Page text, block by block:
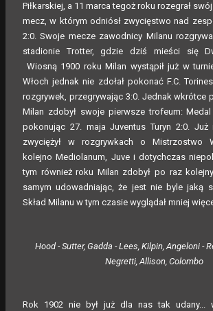
Piłkarskiej, a 11 marca tegoż roku rozegrał
mecz, w którym odniósł zwycięstwo nad
2:0. Swoje mecze zawodnicy Milanu
stadionie Trotter, gdzie dziś mieści się
Wiosną 1900 roku Milan wystąpił już w
Włoch jednak nie zdołał pokonać F.C.
rozgrywek, przegrywając 3:0. Jednak wkrótce
Milan zdobył swoje pierwsze trofeum:
pokonując 27. maja Juventus Turyn 2:0.
zwyciężył w rozgrywkach o Mistrzostwo
kolejno Mediolanum, Juve i dotychczas
tym również roku Milan zdobył po raz
samym udowadniając, że jest nie byle jaką
Skład Milanu w tym czasie wyglądał mniej
Hood - Sutter, Gadda - Lees, Kilpin, Angeloni -
Negretti, Allison, Colombo
Rok 1902 nie był już dla nas tak